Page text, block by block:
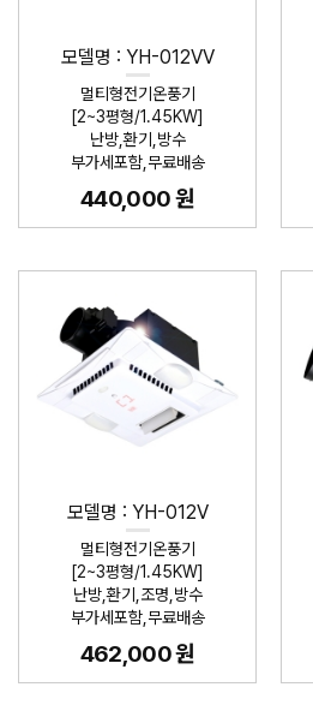
모델명 : YH-012VV
멀티형전기온풍기
[2~3평형/1.45KW]
난방,환기,방수
부가세포함,무료배송
440,000 원
모델명 : YH-012V
멀티형전기온풍기
[2~3평형/1.45KW]
난방,환기,조명,방수
부가세포함,무료배송
462,000 원